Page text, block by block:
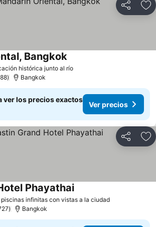
Compartir
histórica junto al río
Bangkok
Bangkok
ver los precios exactos
Ver precios
Compartir
piscinas infinitas con vistas a la ciudad
Phayathai
Bangkok